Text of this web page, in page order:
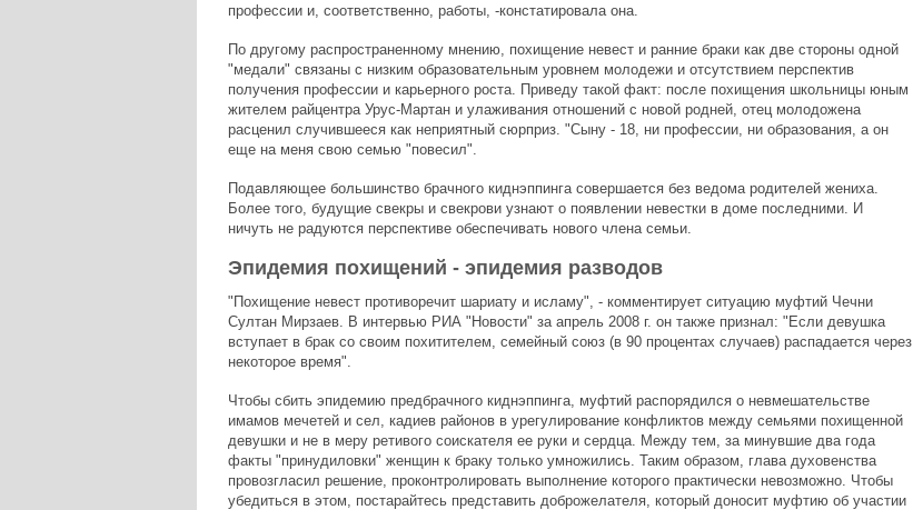
профессии и, соответственно, работы, -констатировала она.
По другому распространенному мнению, похищение невест и ранние браки как две стороны одной
"медали" связаны с низким образовательным уровнем молодежи и отсутствием перспектив
получения профессии и карьерного роста. Приведу такой факт: после похищения школьницы юным
жителем райцентра Урус-Мартан и улаживания отношений с новой родней, отец молодожена
расценил случившееся как неприятный сюрприз. "Сыну - 18, ни профессии, ни образования, а он
еще на меня свою семью "повесил".
Подавляющее большинство брачного киднэппинга совершается без ведома родителей жениха.
Более того, будущие свекры и свекрови узнают о появлении невестки в доме последними. И
ничуть не радуются перспективе обеспечивать нового члена семьи.
Эпидемия похищений - эпидемия разводов
"Похищение невест противоречит шариату и исламу", - комментирует ситуацию муфтий Чечни
Султан Мирзаев. В интервью РИА "Новости" за апрель 2008 г. он также признал: "Если девушка
вступает в брак со своим похитителем, семейный союз (в 90 процентах случаев) распадается через
некоторое время".
Чтобы сбить эпидемию предбрачного киднэппинга, муфтий распорядился о невмешательстве
имамов мечетей и сел, кадиев районов в урегулирование конфликтов между семьями похищенной
девушки и не в меру ретивого соискателя ее руки и сердца. Между тем, за минувшие два года
факты "принудиловки" женщин к браку только умножились. Таким образом, глава духовенства
провозгласил решение, проконтролировать выполнение которого практически невозможно. Чтобы
убедиться в этом, постарайтесь представить доброжелателя, который доносит муфтию об участии